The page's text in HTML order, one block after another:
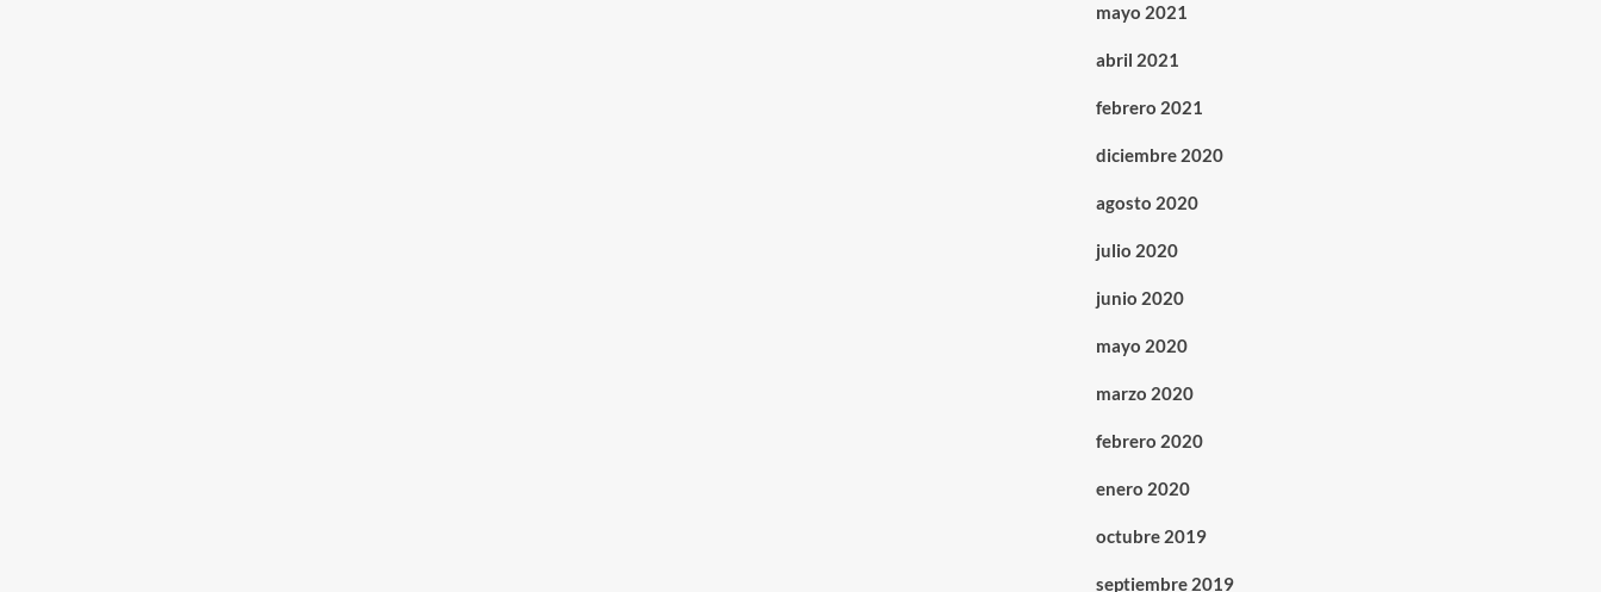
mayo 2021
abril 2021
febrero 2021
diciembre 2020
agosto 2020
julio 2020
junio 2020
mayo 2020
marzo 2020
febrero 2020
enero 2020
octubre 2019
septiembre 2019